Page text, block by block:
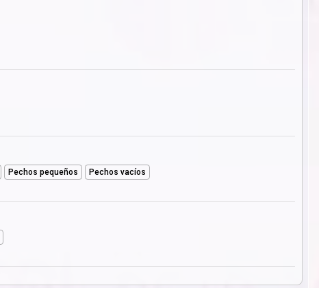
Pechos pequeños
Pechos vacíos